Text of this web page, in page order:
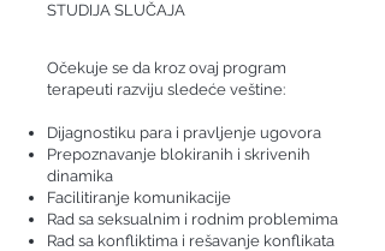
STUDIJA SLUČAJA
Očekuje se da kroz ovaj program
terapeuti razviju sledeće veštine:
Dijagnostiku para i pravljenje ugovora
Prepoznavanje blokiranih i skrivenih
dinamika
Facilitiranje komunikacije
Rad sa seksualnim i rodnim problemima
Rad sa konfliktima i rešavanje konflikata